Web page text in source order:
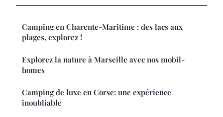
Camping en Charente-Maritime : des lacs aux
plages, explorez !
Explorez la nature à Marseille avec nos mobil-
homes
Camping de luxe en Corse: une expérience
inoubliable